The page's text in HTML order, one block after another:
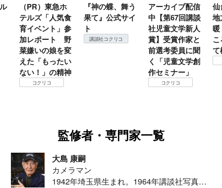
（PR）東急ホ
テルズ「人気食
育イベント」参
加レポート 野
菜嫌いの娘を変
えた「もったい
ない！」の精神
コクリコ
『神の蝶、舞う
果て』公式サイ
ト
講談社コクリコ
アーカイブ配信
中【第67回講談
社児童文学新人
賞】受賞作家と
前選考委員に聞
く「児童文学創
作セミナー」
コクリコ
仙
地
て
監修者・専門家一覧
大島 康嗣
カメラマン
1942年埼玉県生まれ。1964年講談社写真部